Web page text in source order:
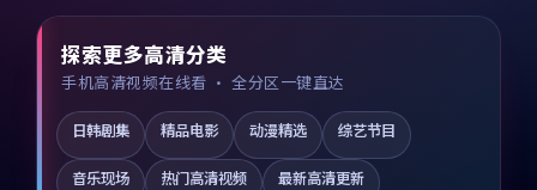
探索更多高清分类
手机高清视频在线看 · 全分区一键直达
日韩剧集 精品电影 动漫精选 综艺节目
音乐现场 热门高清视频 最新高清更新